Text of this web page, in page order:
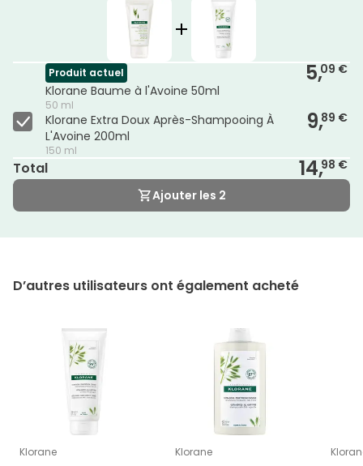
Produit actuel
Klorane Baume à l'Avoine 50ml
50 ml
5,09 €
Klorane Extra Doux Après-Shampooing À
L'Avoine 200ml
150 ml
9,89 €
Total 14,98 €
Ajouter les 2
D’autres utilisateurs ont également acheté
Klorane Klorane